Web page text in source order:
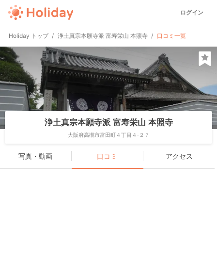
ログイン
Holiday トップ 浄土真宗本願寺派 富寿栄山 本照寺 口コミ一覧
浄土真宗本願寺派 富寿栄山 本照寺
大阪府高槻市富田町４丁目４-２７
写真・動画 口コミ アクセス